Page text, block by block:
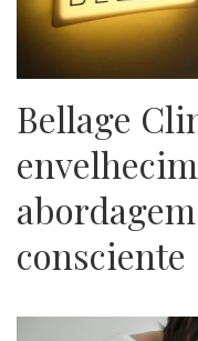
Bellage
consciente